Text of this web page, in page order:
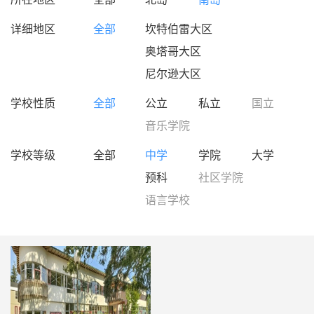
详细地区
全部
坎特伯雷大区
奥塔哥大区
尼尔逊大区
学校性质
全部 公立 私立
国立
音乐学院
学校等级
全部 中学 学院
大学
预科
社区学院
语言学校